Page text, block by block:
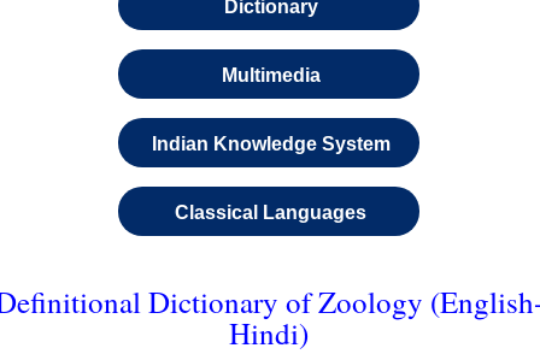
Dictionary
Multimedia
Indian Knowledge System
Classical Languages
Dictionary of Zoology
Hindi)